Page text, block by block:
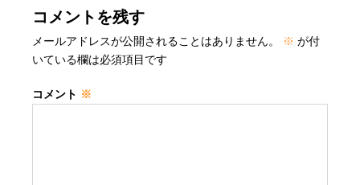
コメントを残す
メールアドレスが公開されることはありません。 ※ が付
いている欄は必須項目です
コメント ※